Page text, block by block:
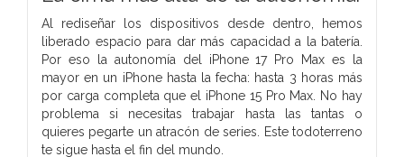
Al rediseñar los dispositivos desde dentro, hemos
liberado espacio para dar más capacidad a la batería.
Por eso la autonomía del iPhone 17 Pro Max es la
mayor en un iPhone hasta la fecha: hasta 3 horas más
por carga completa que el iPhone 15 Pro Max. No hay
problema si necesitas trabajar hasta las tantas o
quieres pegarte un atracón de series. Este todoterreno
te sigue hasta el fin del mundo.